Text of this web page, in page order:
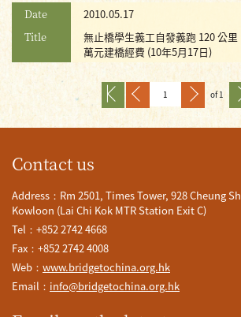
Date
2010.05.17
Title
無止橋學生義工自發義跑 120 公
萬元建橋經費 (10年5月17日)
of 1
Contact us
Address：Rm 2501, Times Tower, 928 Cheung
Kowloon (Lai Chi Kok MTR Station Exit C)
Tel：+852 2742 4668
Fax：+852 2742 4008
Web： www.bridgetochina.org.hk
Email： info@bridgetochina.org.hk